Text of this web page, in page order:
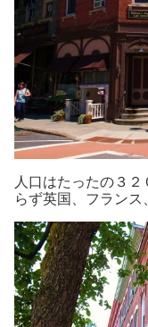
人口はたったの３
らず英国、フランス